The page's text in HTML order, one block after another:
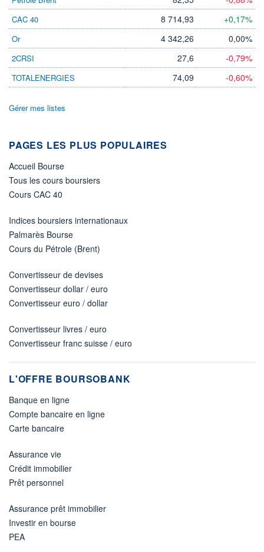
0,00 EUR -
PROCHAIN
-
Non éligible
Boursobank
CAC 40 8 714,93 +0,17%
Or 4 342,26 0,00%
2CRSI 27,6 -0,79%
TOTALENERGIES 74,09 -0,60%
Gérer mes listes
PAGES LES PLUS POPULAIRES
Accueil Bourse
Tous les cours boursiers
Cours CAC 40
Indices boursiers internationaux
Palmarès Bourse
Cours du Pétrole (Brent)
Convertisseur de devises
Convertisseur dollar / euro
Convertisseur euro / dollar
Convertisseur livres / euro
Convertisseur franc suisse / euro
L'OFFRE BOURSOBANK
Banque en ligne
Compte bancaire en ligne
Carte bancaire
Assurance vie
Crédit immobilier
Prêt personnel
Assurance prêt immobilier
Investir en bourse
PEA